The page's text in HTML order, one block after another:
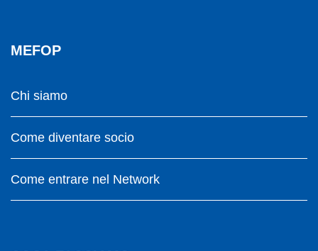
MEFOP
Chi siamo
Come diventare socio
Come entrare nel Network